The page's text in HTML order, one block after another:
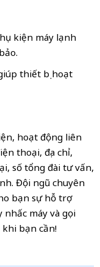
kiện máy lạnh
thiết bị hoạt
hoạt động liên
thoại, địa chỉ,
số tổng đài tư vấn,
Đội ngũ chuyên
bạn sự hỗ trợ
nhấc máy và gọi
bạn cần!